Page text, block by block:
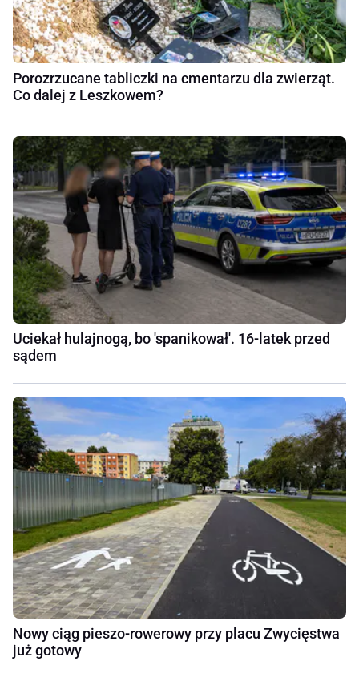
Porozrzucane tabliczki na cmentarzu dla zwierząt.
Co dalej z Leszkowem?
Uciekał hulajnogą, bo 'spanikował'. 16-latek przed
sądem
Nowy ciąg pieszo-rowerowy przy placu Zwycięstwa
już gotowy